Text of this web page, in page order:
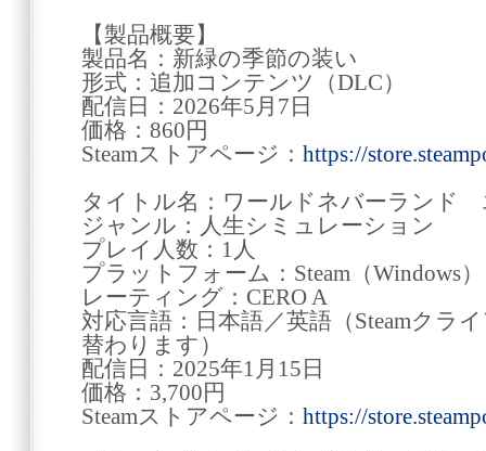
【製品概要】
製品名：新緑の季節の装い
形式：追加コンテンツ（DLC）
配信日：2026年5月7日
価格：860円
Steamストアページ： https://
タイトル名：ワールドネバーランド
ジャンル：人生シミュレーション
プレイ人数：1人
プラットフォーム：Steam（Windows）
レーティング：CERO A
対応言語：日本語／英語（Steamクラ
替わります）
配信日：2025年1月15日
価格：3,700円
Steamストアページ： https://